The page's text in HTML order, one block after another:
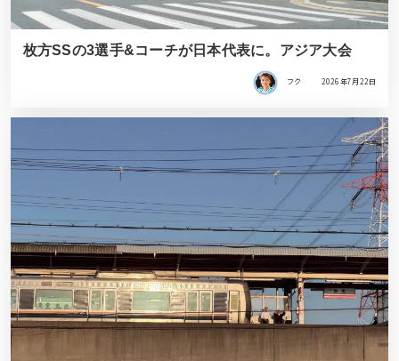
枚方SSの3選手&コーチが日本代表に。アジア大会
フク 2026年7月22日